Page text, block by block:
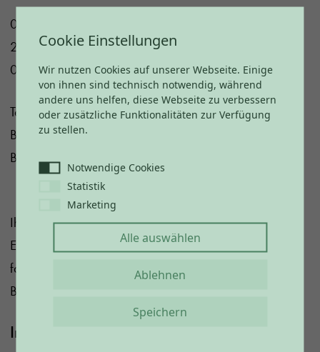
05.06.2026
26.07.2026
01.08.2026
Teilnahmegebühr: Erwachsene: 10 €, Kinder in
Begleitung eines Erwachsenen: kostenlos, Kinder ohne
Begleitung: 5 €
Ihr möchtet dabei sein? Dann sichert Euch rechtzeitig
Euren Platz und erlebt gemeinsam mit uns die
faszinierende Welt der Bienen im Vital CAMP
Bayerbach!
Impressionen
Cookie Einstellungen
Wir nutzen Cookies auf unserer Webseite. Einige
von ihnen sind technisch notwendig, während
andere uns helfen, diese Webseite zu verbessern
oder zusätzliche Funktionalitäten zur Verfügung
zu stellen.
Notwendige Cookies
Statistik
Marketing
Alle auswählen
Ablehnen
Speichern